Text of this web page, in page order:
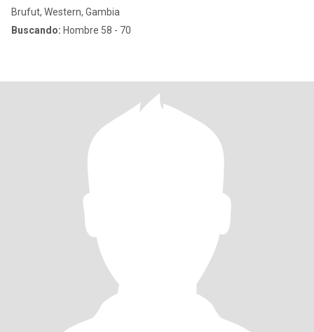
Brufut, Western, Gambia
Buscando: Hombre 58 - 70